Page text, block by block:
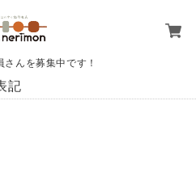
さんを募集中です！
記